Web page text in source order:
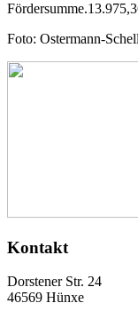
Foto: Ostermann-
Kontakt
Dorstener Str. 24
46569 Hünxe